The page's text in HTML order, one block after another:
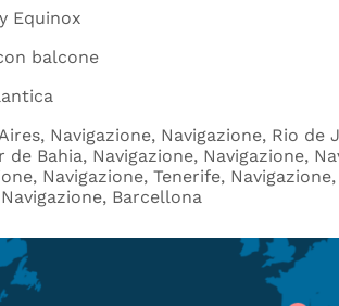
Equinox
balcone
Navigazione, Navigazione, Rio de
de Bahia, Navigazione, Navigazione,
Navigazione, Tenerife,
Barcellona